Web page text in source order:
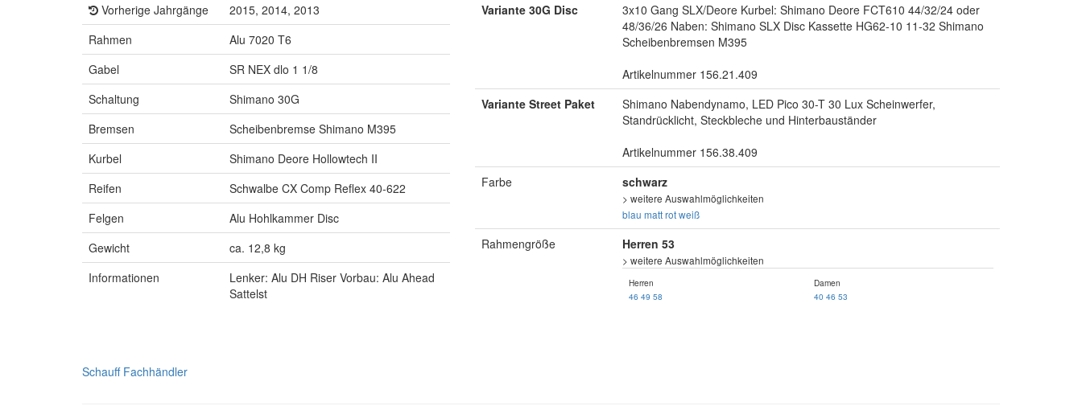
Vorherige Jahrgänge
2015, 2014, 2013
Rahmen
Alu 7020 T6
Gabel
SR NEX dlo 1 1/8
Schaltung
Shimano 30G
Bremsen
Scheibenbremse Shimano M395
Kurbel
Shimano Deore Hollowtech II
Reifen
Schwalbe CX Comp Reflex 40-622
Felgen
Alu Hohlkammer Disc
Gewicht
ca. 12,8 kg
Informationen
Lenker: Alu DH Riser Vorbau: Alu Ahead
Sattelst
Variante 30G Disc
3x10 Gang SLX/Deore Kurbel: Shimano Deore FCT610 44/32/24 oder
48/36/26 Naben: Shimano SLX Disc Kassette HG62-10 11-32 Shimano
Scheibenbremsen M395
Artikelnummer 156.21.409
Variante Street Paket
Shimano Nabendynamo, LED Pico 30-T 30 Lux Scheinwerfer,
Standrücklicht, Steckbleche und Hinterbauständer
Artikelnummer 156.38.409
Farbe
schwarz
> weitere Auswahlmöglichkeiten
blau matt rot weiß
Rahmengröße Herren 53
> weitere Auswahlmöglichkeiten
Herren
46 49 58
Damen
40 46 53
Schauff Fachhändler